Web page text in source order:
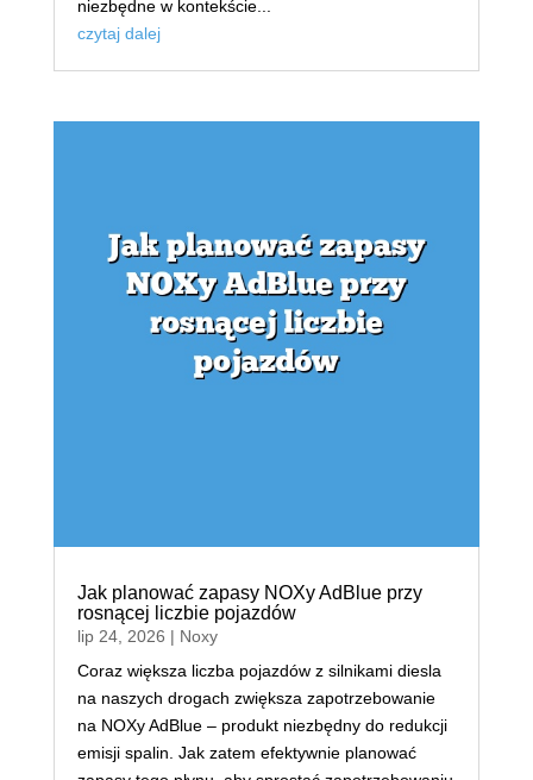
niezbędne w kontekście...
czytaj dalej
Jak planować zapasy NOXy AdBlue przy
rosnącej liczbie pojazdów
lip 24, 2026 | Noxy
Coraz większa liczba pojazdów z silnikami diesla
na naszych drogach zwiększa zapotrzebowanie
na NOXy AdBlue – produkt niezbędny do redukcji
emisji spalin. Jak zatem efektywnie planować